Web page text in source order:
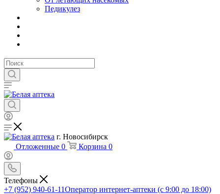
Педикулез
г. Новосибирск
Отложенные 0 Корзина 0
Телефоны
+7 (952) 940-61-11Оператор интернет-аптеки (с 9:00 до 18:00)